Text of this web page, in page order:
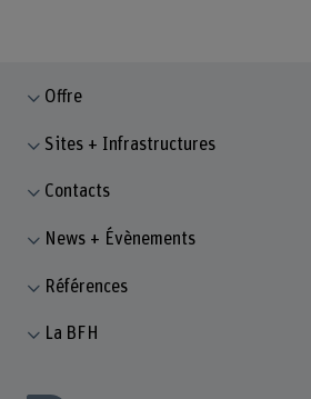
Offre
Sites + Infrastructures
Contacts
News + Évènements
Références
La BFH